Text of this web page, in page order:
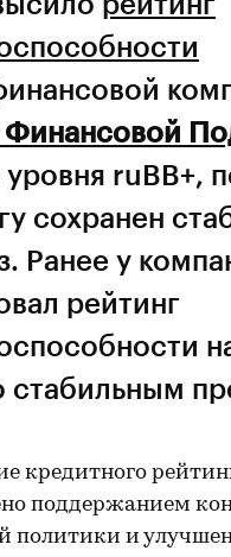
Финансовой
ruBB+,
сохранен
Ранее у
рейтинг
стабильным
кредитного
поддержанием
политики и